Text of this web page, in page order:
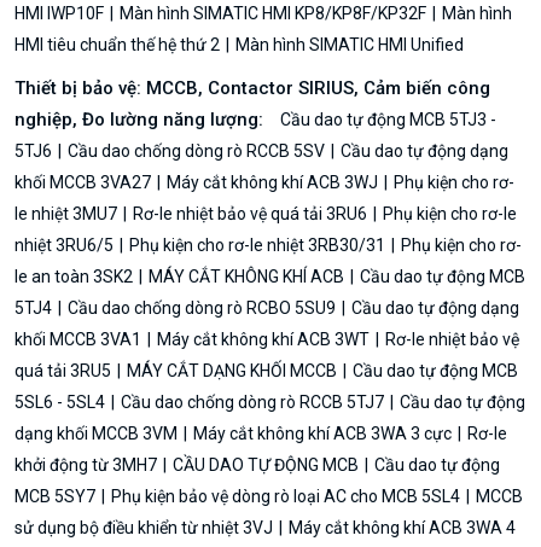
HMI IWP10F
Màn hình SIMATIC HMI KP8/KP8F/KP32F
Màn hình
HMI tiêu chuẩn thế hệ thứ 2
Màn hình SIMATIC HMI Unified
Thiết bị bảo vệ: MCCB, Contactor SIRIUS, Cảm biến công
nghiệp, Đo lường năng lượng:
Cầu dao tự động MCB 5TJ3 -
5TJ6
Cầu dao chống dòng rò RCCB 5SV
Cầu dao tự động dạng
khối MCCB 3VA27
Máy cắt không khí ACB 3WJ
Phụ kiện cho rơ-
le nhiệt 3MU7
Rơ-le nhiệt bảo vệ quá tải 3RU6
Phụ kiện cho rơ-le
nhiệt 3RU6/5
Phụ kiện cho rơ-le nhiệt 3RB30/31
Phụ kiện cho rơ-
le an toàn 3SK2
MÁY CẮT KHÔNG KHÍ ACB
Cầu dao tự động MCB
5TJ4
Cầu dao chống dòng rò RCBO 5SU9
Cầu dao tự động dạng
khối MCCB 3VA1
Máy cắt không khí ACB 3WT
Rơ-le nhiệt bảo vệ
quá tải 3RU5
MÁY CẮT DẠNG KHỐI MCCB
Cầu dao tự động MCB
5SL6 - 5SL4
Cầu dao chống dòng rò RCCB 5TJ7
Cầu dao tự động
dạng khối MCCB 3VM
Máy cắt không khí ACB 3WA 3 cực
Rơ-le
khởi động từ 3MH7
CẦU DAO TỰ ĐỘNG MCB
Cầu dao tự động
MCB 5SY7
Phụ kiện bảo vệ dòng rò loại AC cho MCB 5SL4
MCCB
sử dụng bộ điều khiển từ nhiệt 3VJ
Máy cắt không khí ACB 3WA 4